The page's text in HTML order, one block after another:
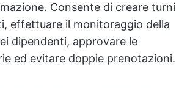
Consente di creare turni
effettuare il monitoraggio della
dipendenti, approvare le
ed evitare doppie prenotazioni.